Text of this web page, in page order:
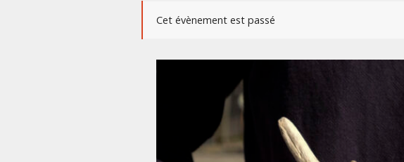
Cet évènement est passé